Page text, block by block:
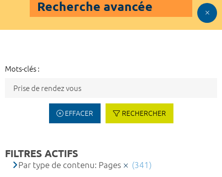
Recherche avancée
Mots-clés :
EFFACER RECHERCHER
FILTRES ACTIFS
Par type de contenu: Pages (341)